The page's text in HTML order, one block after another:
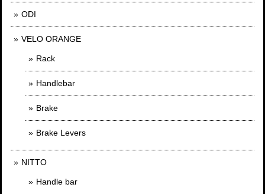
ODI
VELO ORANGE
Rack
Handlebar
Brake
Brake Levers
NITTO
Handle bar